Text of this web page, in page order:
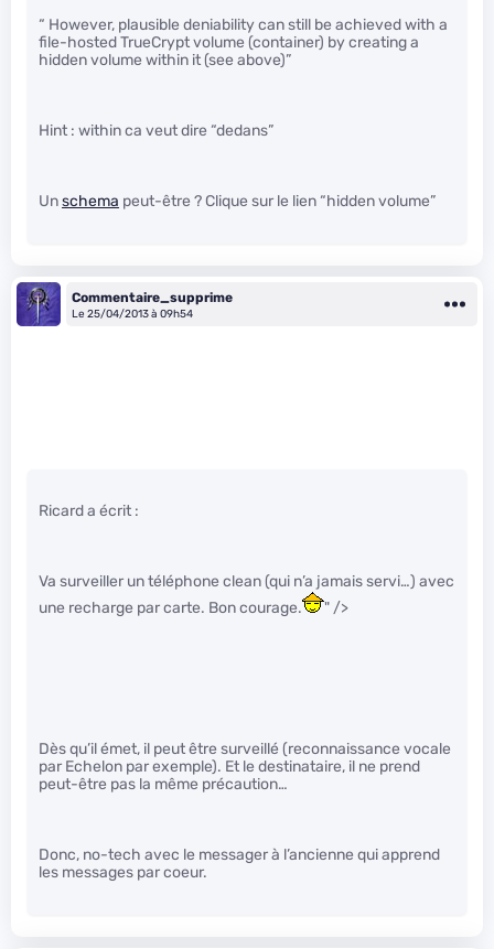
“ However, plausible deniability can still be achieved with a
file-hosted TrueCrypt volume (container) by creating a
hidden volume within it (see above)”
Hint : within ca veut dire “dedans”
Unschema peut-être ? Clique sur le lien “hidden volume”
Commentaire_supprime
Le 25/04/2013 à 09h54
Ricard a écrit :
Va surveiller un téléphone clean (qui n’a jamais servi…) avec
une recharge par carte. Bon courage.
" />
Dès qu’il émet, il peut être surveillé (reconnaissance vocale
par Echelon par exemple). Et le destinataire, il ne prend
peut-être pas la même précaution…
Donc, no-tech avec le messager à l’ancienne qui apprend
les messages par coeur.